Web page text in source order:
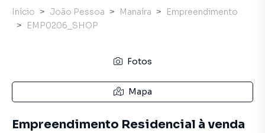
Início João Pessoa Manaíra
Empreendimento
EMP0206_SHOP
Fotos
Mapa
Empreendimento Residencial à venda